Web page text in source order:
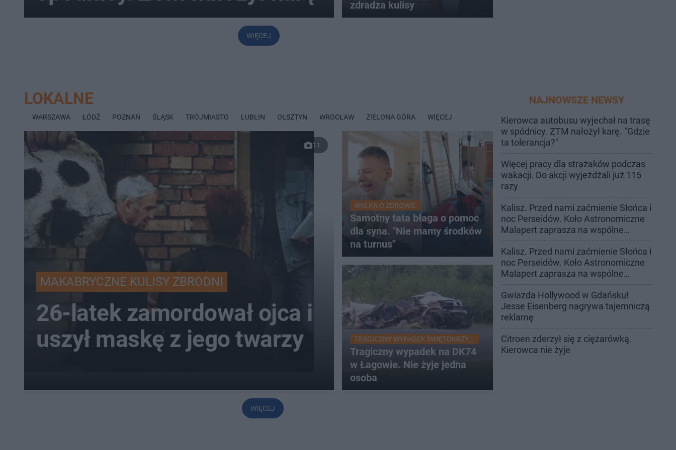
zdradza kulisy
WIĘCEJ
LOKALNE
WARSZAWA ŁÓDŹ POZNAŃ ŚLĄSK TRÓJMIASTO LUBLIN OLSZTYN WROCŁAW ZIELONA GÓRA WIĘCEJ
11
MAKABRYCZNE KULISY ZBRODNI
26-latek zamordował ojca i
uszył maskę z jego twarzy
WALKA O ZDROWIE
Samotny tata błaga o pomoc
dla syna. "Nie mamy środków
na turnus"
TRAGICZNY WYPADEK ŚWIĘTOKRZYSKIE
Tragiczny wypadek na DK74
w Łagowie. Nie żyje jedna
osoba
WIĘCEJ
NAJNOWSZE NEWSY
Kierowca autobusu wyjechał na trasę
w spódnicy. ZTM nałożył karę. "Gdzie
ta tolerancja?"
Więcej pracy dla strażaków podczas
wakacji. Do akcji wyjeżdżali już 115
razy
Kalisz. Przed nami zaćmienie Słońca i
noc Perseidów. Koło Astronomiczne
Malapert zaprasza na wspólne
obserwacje
Kalisz. Przed nami zaćmienie Słońca i
noc Perseidów. Koło Astronomiczne
Malapert zaprasza na wspólne
obserwacje
Gwiazda Hollywood w Gdańsku!
Jesse Eisenberg nagrywa tajemniczą
reklamę
Citroen zderzył się z ciężarówką.
Kierowca nie żyje